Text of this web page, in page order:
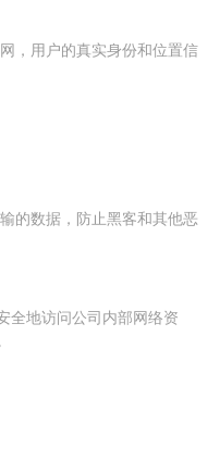
，用户的真实身份和位置信
的数据，防止黑客和其他恶
全地访问公司内部网络资